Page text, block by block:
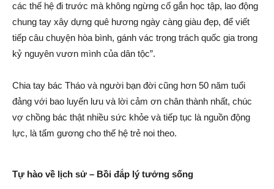
các thế hệ đi trước mà không ngừng cố gắn học tập, lao động
chung tay xây dựng quê hương ngày càng giàu đẹp, để viết
tiếp câu chuyện hòa bình, gánh vác trọng trách quốc gia trong
kỷ nguyên vươn mình của dân tộc”.
Chia tay bác Tháo và người bạn đời cũng hơn 50 năm tuổi
đảng với bao luyến lưu và lời cảm ơn chân thành nhất, chúc
vợ chồng bác thật nhiều sức khỏe và tiếp tục là nguồn động
lực, là tấm gương cho thế hệ trẻ noi theo.
Tự hào về lịch sử – Bồi đắp lý tưởng sống